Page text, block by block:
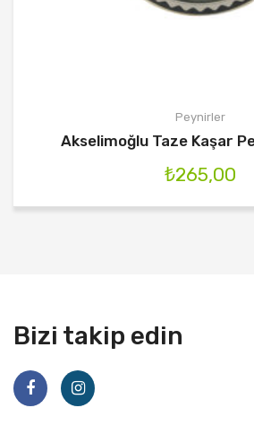
Peynirler
Akselimoğlu Taze Kaşar
₺265,00
Bizi takip edin